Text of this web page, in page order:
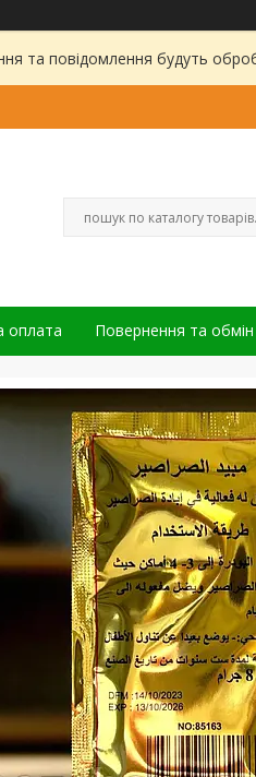
та повідомлення будуть
оплата Повернення та обмін